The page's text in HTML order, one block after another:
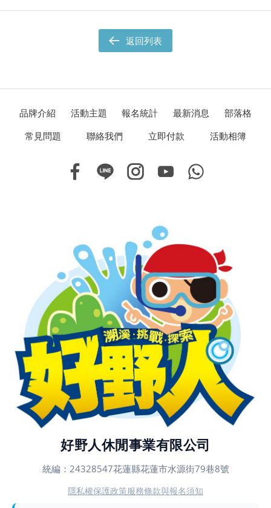
返回列表
品牌介紹 活動主題 報名統計 最新消息
部落格
常見問題
聯絡我們 立即付款 活動相簿
好野人休閒事業有限公司
統編：24328547花蓮縣花蓮市水源街79巷8號
隱私權保護政策服務條款與報名須知